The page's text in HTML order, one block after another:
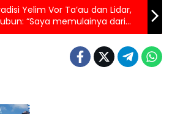
Yelim Vor Ta’au dan Lidar,
“Saya memulainya dari
Ohoijang melalui